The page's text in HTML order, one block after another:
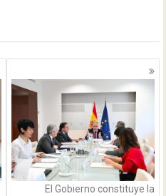
El Gobierno constituye la